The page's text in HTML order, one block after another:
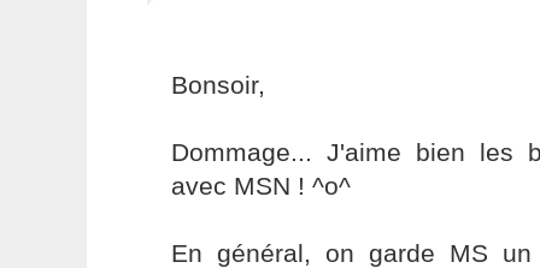
Bonsoir,
Dommage... J'aime bien les
avec MSN ! ^o^
En général, on garde MS